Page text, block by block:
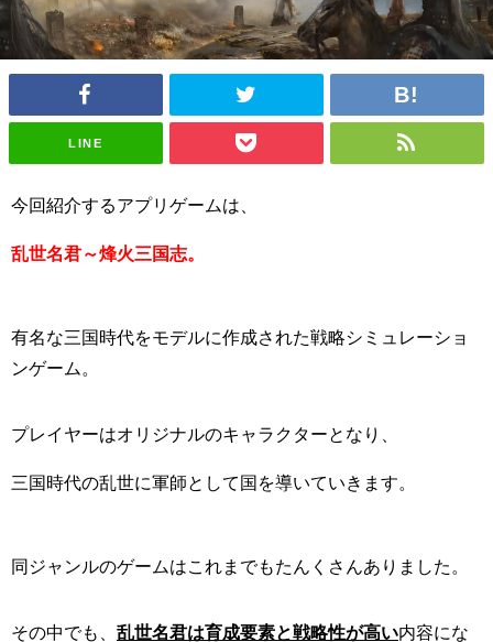
LINE
今回紹介するアプリゲームは、
乱世名君～烽火三国志。
有名な三国時代をモデルに作成された戦略シミュレーショ
ンゲーム。
プレイヤーはオリジナルのキャラクターとなり、
三国時代の乱世に軍師として国を導いていきます。
同ジャンルのゲームはこれまでもたんくさんありました。
その中でも、 乱世名君は育成要素と戦略性が高い内容にな